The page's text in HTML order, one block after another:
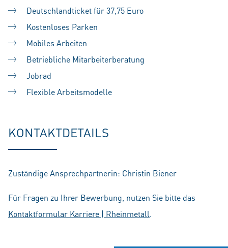
Deutschlandticket für 37,75 Euro
Kostenloses Parken
Mobiles Arbeiten
Betriebliche Mitarbeiterberatung
Jobrad
Flexible Arbeitsmodelle
KONTAKTDETAILS
Zuständige Ansprechpartnerin: Christin Biener
Für Fragen zu Ihrer Bewerbung, nutzen Sie bitte das
Kontaktformular Karriere | Rheinmetall.